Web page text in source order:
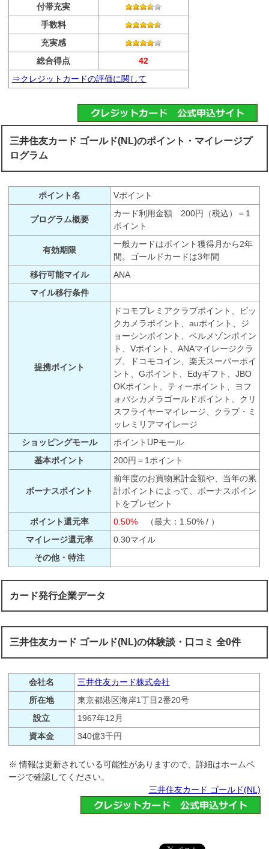
付帯充実
手数料
充実感
総合得点
42
⇒クレジットカードの評価に関して
三井住友カード ゴールド(NL)のポイント・マイレージプ
ログラム
ポイント名 Vポイント
プログラム概要
カード利用金額 200円（税込）＝1
ポイント
有効期限
一般カードはポイント獲得月から2年
間。ゴールドカードは3年間
移行可能マイル
ANA
マイル移行条件
提携ポイント
ドコモプレミアクラブポイント、ビッ
クカメラポイント、auポイント、ジ
ョーシンポイント、ベルメゾンポイン
ト、Vポイント、ANAマイレージクラ
ブ、ドコモコイン、楽天スーパーポイ
ント、Gポイント、Edyギフト、JBO
OKポイント、ティーポイント、ヨフ
ォバシカメラゴールドポイント、クリ
スフライヤーマイレージ、クラブ・ミ
ッレミリアマイレージ
ショッピングモール
ポイントUPモール
基本ポイント
200円＝1ポイント
ボーナスポイント
前年度のお買物累計金額や、当年の累
計ポイントによって、ボーナスポイン
トをプレゼント
ポイント還元率
0.50%（最大：1.50% / ）
マイレージ還元率
0.30マイル
その他・特注
カード発行企業データ
三井住友カード ゴールド(NL)の体験談・口コミ 全0件
会社名
三井住友カード株式会社
所在地
東京都港区海岸1丁目2番20号
設立
1967年12月
資本金
340億3千円
※ 情報は更新されている可能性がありますので、詳細はホームペ
ージで確認してください。
三井住友カード ゴールド(NL)